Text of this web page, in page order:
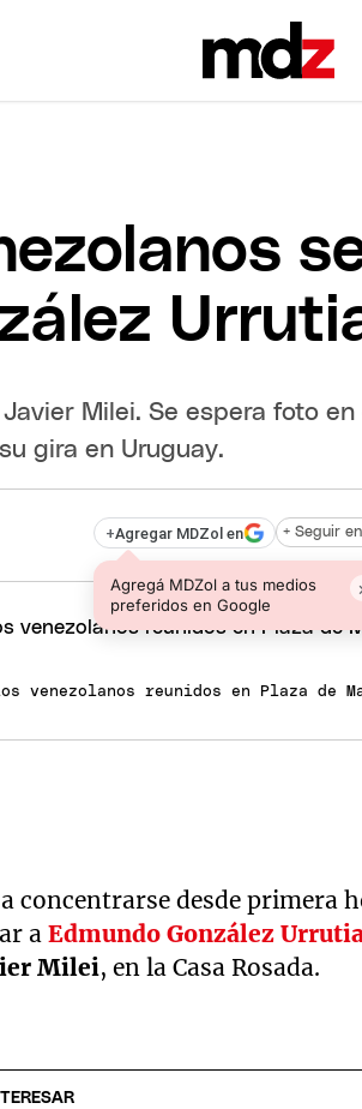
Milei. Se espera foto
gira en Uruguay.
+Agregar MDZol en
Agregá MDZol a tus medios
preferidos en Google
+ Seguir en
venezolanos reunidos en Plaza de
concentrarse desde primera
aEdmundo González
Milei, en la Casa Rosada.